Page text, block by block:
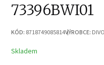
73396BWI01
KÓD: 8718749085814VÝROBCE:
Skladem